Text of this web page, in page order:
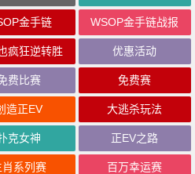
金手链 WSOP金手链战报
疯狂逆转胜 优惠活动
费比赛 免费赛
造正EV 大逃杀玩法
克女神 正EV之路
肖系列赛 百万幸运赛